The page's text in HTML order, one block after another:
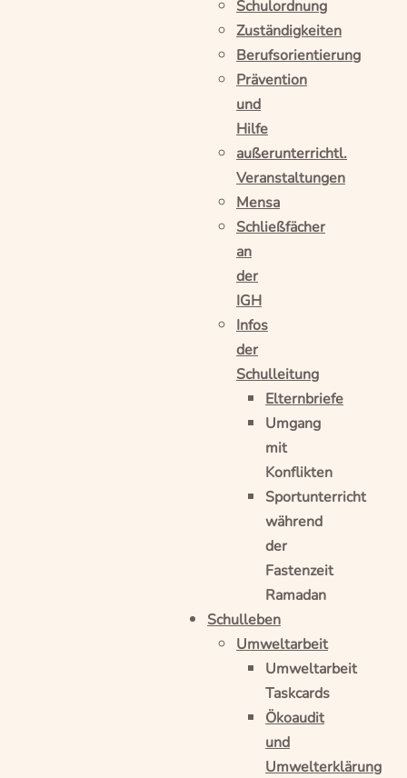
Schulordnung
Zuständigkeiten
Berufsorientierung
Prävention
und
Hilfe
außerunterrichtl.
Veranstaltungen
Mensa
Schließfächer
an
der
IGH
Infos
der
Schulleitung
Elternbriefe
Umgang
mit
Konflikten
Sportunterricht
während
der
Fastenzeit
Ramadan
Schulleben
Umweltarbeit
Umweltarbeit
Taskcards
Ökoaudit
und
Umwelterklärung